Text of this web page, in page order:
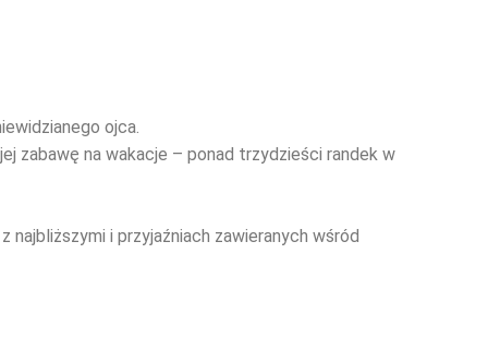
ojca.
zabawę na wakacje – ponad trzydzieści randek w
i przyjaźniach zawieranych wśród